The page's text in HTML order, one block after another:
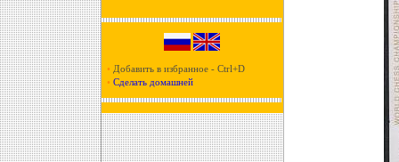
• Добавить в избранное - Ctrl+D
• Сделать домашней